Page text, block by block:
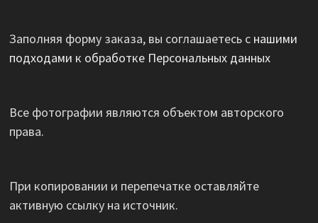
Заполняя форму заказа, вы соглашаетесь с нашими
подходами к обработке Персональных данных
Все фотографии являются объектом авторского
права.
При копировании и перепечатке оставляйте
активную ссылку на источник.